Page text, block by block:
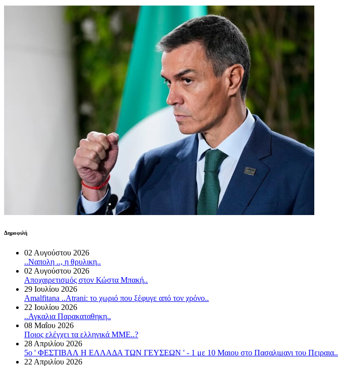
Δημοφιλή
02 Αυγούστου 2026
..Ναπολη .., η θρυλικη..
02 Αυγούστου 2026
Αποχαιρετισμός στον Κώστα Μπακή..
29 Ιουλίου 2026
Amalfitana ..Atrani: το χωριό που ξέφυγε από τον χρόνο..
22 Ιουλίου 2026
..Αγκαλια Παρακαταθηκη..
08 Μαΐου 2026
Ποιος ελέγχει τα ελληνικά ΜΜΕ..?
28 Απριλίου 2026
5o ' ΦΕΣΤΙΒΑΛ Η ΕΛΛΑΔΑ ΤΩΝ ΓΕΥΣΕΩΝ ' - 1 με 10 Μαιου στο Πασαλιμανι του Πειραια..
22 Απριλίου 2026